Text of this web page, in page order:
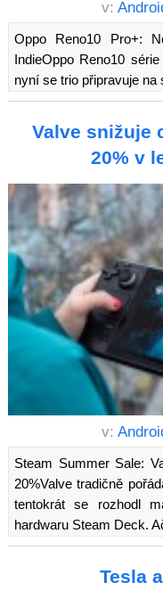
v:
Oppo Reno10 Pro+:
IndieOppo Reno10
nyní se trio připravuje
Valve snižuje
20% v
v:
Steam Summer Sale:
20%Valve tradičně
tentokrát se rozhodl
hardwaru Steam Deck.
Tesla